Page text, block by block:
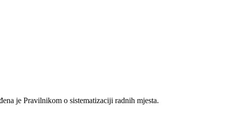
je Pravilnikom o sistematizaciji radnih mjesta.